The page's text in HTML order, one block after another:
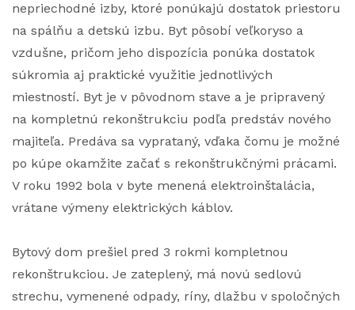
nepriechodné izby, ktoré ponúkajú dostatok priestoru
na spálňu a detskú izbu. Byt pôsobí veľkoryso a
vzdušne, pričom jeho dispozícia ponúka dostatok
súkromia aj praktické využitie jednotlivých
miestností. Byt je v pôvodnom stave a je pripravený
na kompletnú rekonštrukciu podľa predstáv nového
majiteľa. Predáva sa vyprataný, vďaka čomu je možné
po kúpe okamžite začať s rekonštrukčnými prácami.
V roku 1992 bola v byte menená elektroinštalácia,
vrátane výmeny elektrických káblov.
Bytový dom prešiel pred 3 rokmi kompletnou
rekonštrukciou. Je zateplený, má novú sedlovú
strechu, vymenené odpady, ríny, dlažbu v spoločných